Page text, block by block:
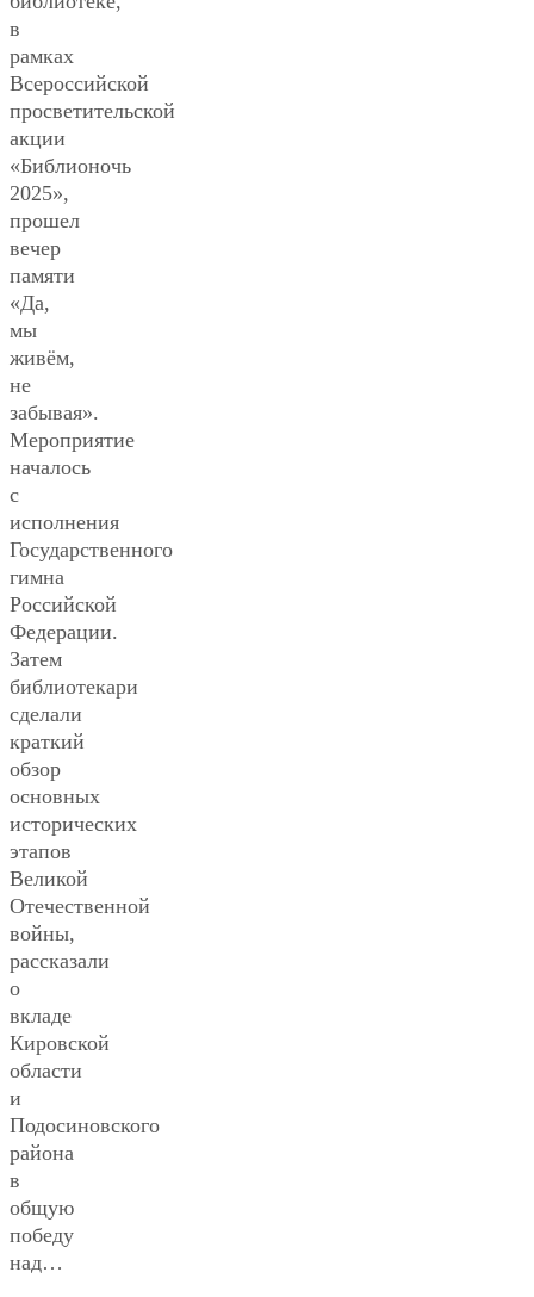
в
рамках
Всероссийской
просветительской
акции
«Библионочь
2025»,
прошел
вечер
памяти
«Да,
мы
живём,
не
забывая».
Мероприятие
началось
с
исполнения
Государственного
гимна
Российской
Федерации.
Затем
библиотекари
сделали
краткий
обзор
основных
исторических
этапов
Великой
Отечественной
войны,
рассказали
о
вкладе
Кировской
области
и
Подосиновского
района
в
общую
победу
над…